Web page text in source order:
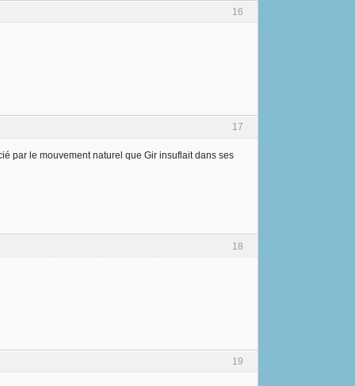
16
17
par le mouvement naturel que Gir insuflait dans ses
18
19